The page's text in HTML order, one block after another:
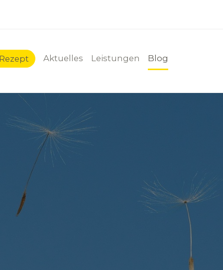
Aktuelles Leistungen Blog